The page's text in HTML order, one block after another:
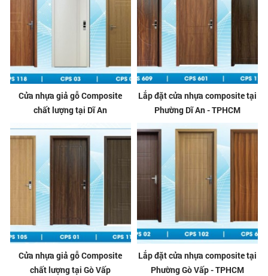
Cửa nhựa giả gỗ Composite
chất lượng tại Dĩ An
Lắp đặt cửa nhựa composite tại
Phường Dĩ An - TPHCM
Cửa nhựa giả gỗ Composite
chất lượng tại Gò Vấp
Lắp đặt cửa nhựa composite tại
Phường Gò Vấp - TPHCM